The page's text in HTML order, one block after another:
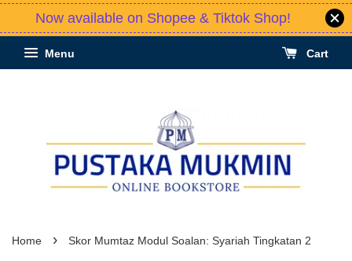
Now available on Shopee & Tiktok Shop!
Menu Cart
Home › Skor Mumtaz Modul Soalan: Syariah Tingkatan 2